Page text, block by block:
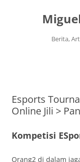
Berita,
Esports
Online Jili >
Kompetisi
Orang2 di dalam